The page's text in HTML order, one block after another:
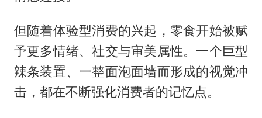
但随着体验型消费的兴起，零食开始被赋
予更多情绪、社交与审美属性。一个巨型
辣条装置、一整面泡面墙而形成的视觉冲
击，都在不断强化消费者的记忆点。